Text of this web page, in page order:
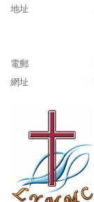
地址
電郵
網址